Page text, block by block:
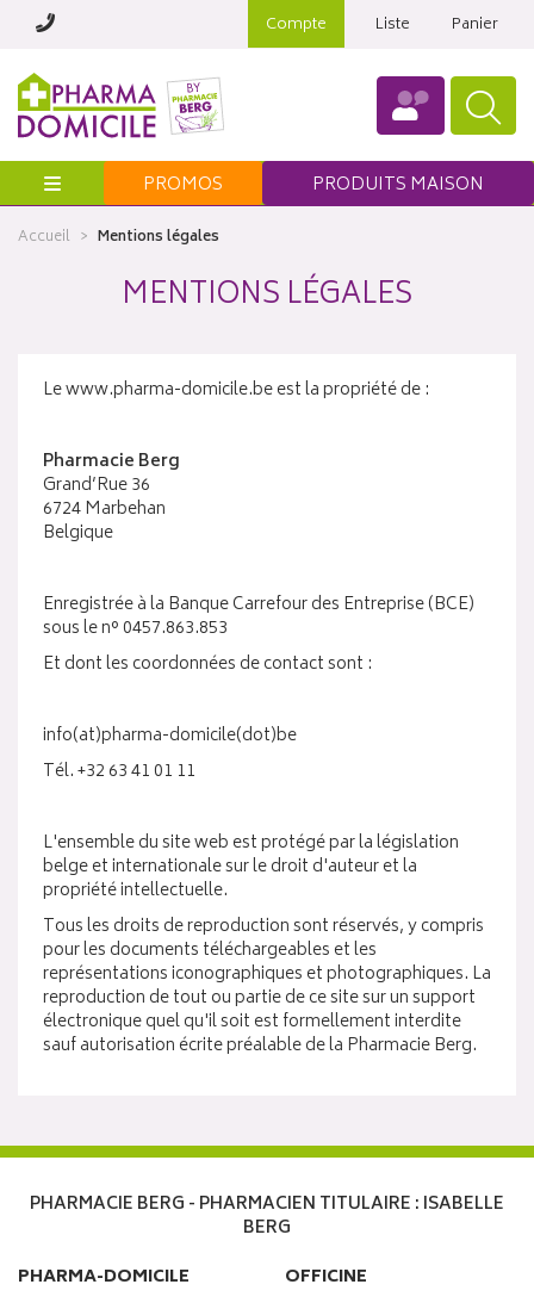
Compte Liste Panier
Menu PROMOS PRODUITS MAISON
Accueil Mentions légales
MENTIONS LÉGALES
Le www.pharma-domicile.be est la propriété de :
Pharmacie Berg
Grand’Rue 36
6724 Marbehan
Belgique
Enregistrée à la Banque Carrefour des Entreprise (BCE)
sous le n° 0457.863.853
Et dont les coordonnées de contact sont :
info(at)pharma-domicile(dot)be
Tél. +32 63 41 01 11
L'ensemble du site web est protégé par la législation
belge et internationale sur le droit d'auteur et la
propriété intellectuelle.
Tous les droits de reproduction sont réservés, y compris
pour les documents téléchargeables et les
représentations iconographiques et photographiques. La
reproduction de tout ou partie de ce site sur un support
électronique quel qu'il soit est formellement interdite
sauf autorisation écrite préalable de la Pharmacie Berg.
PHARMACIE BERG - PHARMACIEN TITULAIRE : ISABELLE
BERG
PHARMA-DOMICILE
OFFICINE